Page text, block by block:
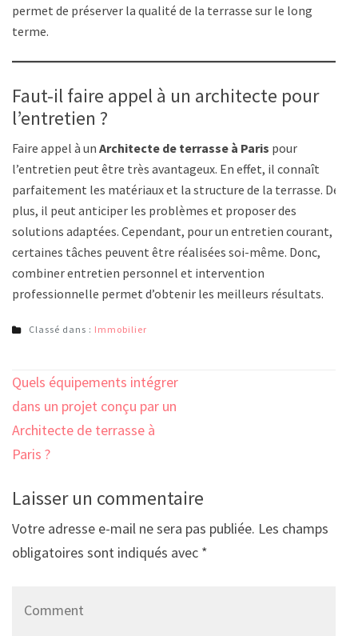
permet de préserver la qualité de la terrasse sur le long
terme.
Faut-il faire appel à un architecte pour
l’entretien ?
Faire appel à un Architecte de terrasse à Paris pour
l’entretien peut être très avantageux. En effet, il connaît
parfaitement les matériaux et la structure de la terrasse. De
plus, il peut anticiper les problèmes et proposer des
solutions adaptées. Cependant, pour un entretien courant,
certaines tâches peuvent être réalisées soi-même. Donc,
combiner entretien personnel et intervention
professionnelle permet d’obtenir les meilleurs résultats.
Classé dans : Immobilier
Navigation
de
l’article
Quels équipements intégrer
dans un projet conçu par un
Architecte de terrasse à
Paris ?
Laisser un commentaire
Votre adresse e-mail ne sera pas publiée. Les champs
obligatoires sont indiqués avec *